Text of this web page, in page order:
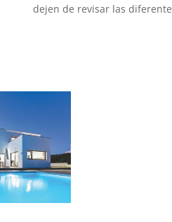
dejen de revisar las